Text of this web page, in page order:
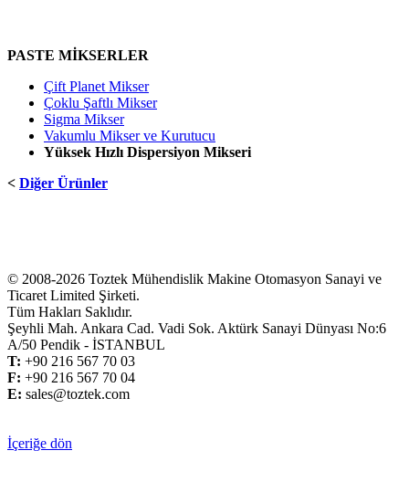
PASTE MİKSERLER
Çift Planet Mikser
Çoklu Şaftlı Mikser
Sigma Mikser
Vakumlu Mikser ve Kurutucu
Yüksek Hızlı Dispersiyon Mikseri
< Diğer Ürünler
© 2008-2026 Toztek Mühendislik Makine Otomasyon Sanayi ve
Ticaret Limited Şirketi.
Tüm Hakları Saklıdır.
Şeyhli Mah. Ankara Cad. Vadi Sok. Aktürk Sanayi Dünyası No:6
A/50 Pendik - İSTANBUL
T: +90 216 567 70 03
F: +90 216 567 70 04
E: sales@toztek.com
İçeriğe dön